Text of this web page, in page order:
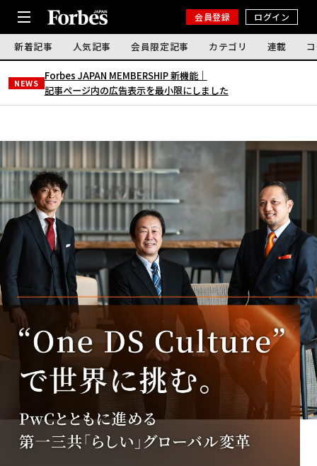
会員登録 ログイン
新着記事 人気記事 会員限定記事 カテゴリ 連載
NEWS
Forbes JAPAN MEMBERSHIP 新機能｜
記事ページ内の広告表示を最小限にしました